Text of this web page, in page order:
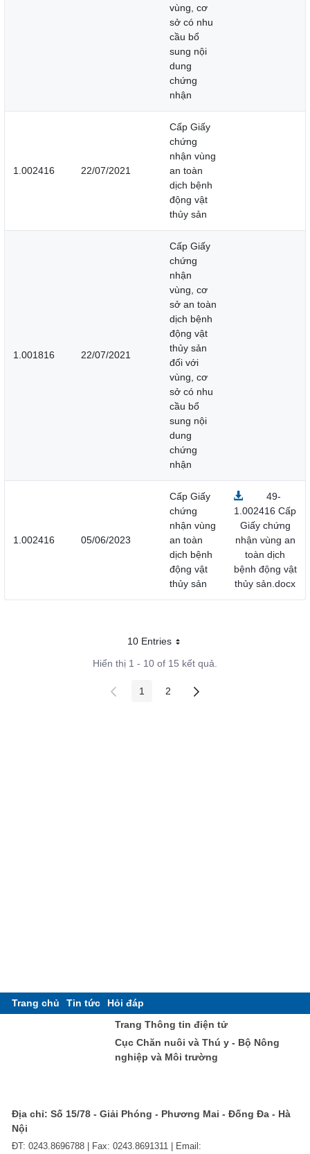
vùng, cơ
sở có nhu
cầu bổ
sung nội
dung
chứng
nhận
1.002416 22/07/2021
Cấp Giấy
chứng
nhận vùng
an toàn
dịch bệnh
động vật
thủy sản
1.001816 22/07/2021
Cấp Giấy
chứng
nhận
vùng, cơ
sở an toàn
dịch bệnh
động vật
thủy sản
đối với
vùng, cơ
sở có nhu
cầu bổ
sung nội
dung
chứng
nhận
1.002416 05/06/2023
Cấp Giấy
chứng
nhận vùng
an toàn
dịch bệnh
động vật
thủy sản
49-
1.002416 Cấp
Giấy chứng
nhận vùng an
toàn dịch
bệnh động vật
thủy sản.docx
10 EntriesMỗi trang
Hiển thị 1 - 10 of 15 kết quả.
Các trang trên cổng
1 Các trang trên cổng
2
Trang chủ Tin tức
Hỏi đáp
Trang Thông tin điện tử
Cục Chăn nuôi và Thú y - Bộ Nông
nghiệp và Môi trường
Địa chỉ: Số 15/78 - Giải Phóng - Phương Mai - Đống Đa - Hà
Nội
ĐT: 0243.8696788 | Fax: 0243.8691311 | Email: